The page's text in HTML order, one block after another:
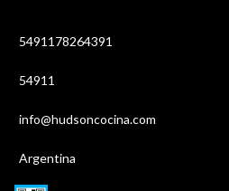
5491178264391
54911
info@hudsoncocina.com
Argentina